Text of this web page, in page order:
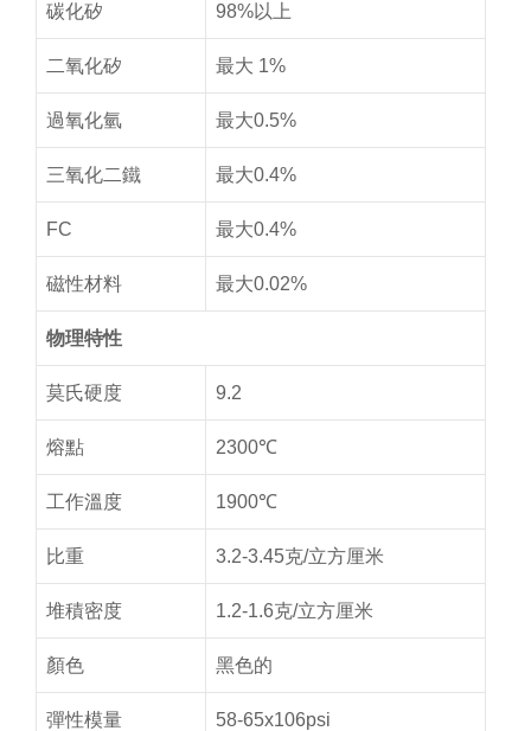
碳化矽 98%以上
二氧化矽 最大 1%
過氧化氫 最大0.5%
三氧化二鐵 最大0.4%
FC 最大0.4%
磁性材料 最大0.02%
物理特性
莫氏硬度 9.2
熔點 2300℃
工作溫度 1900℃
比重 3.2-3.45克/立方厘米
堆積密度 1.2-1.6克/立方厘米
顏色 黑色的
彈性模量 58-65x106psi